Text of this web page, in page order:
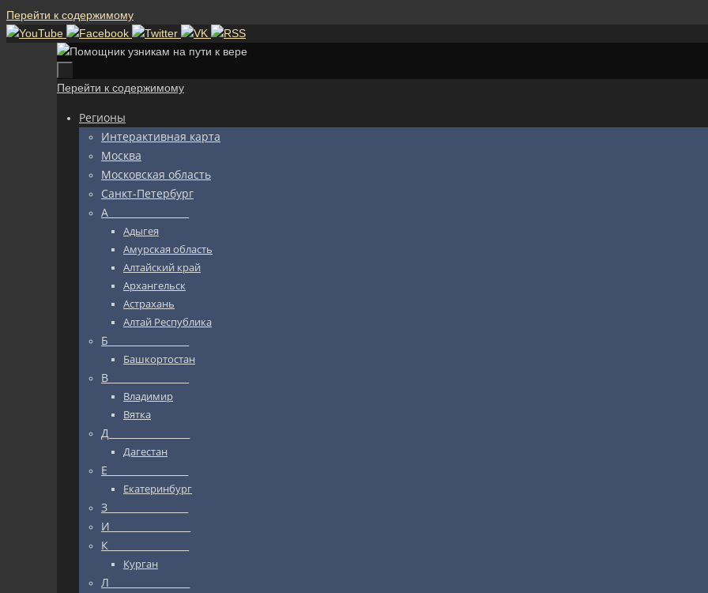
Перейти к содержимому
Перейти к содержимому
Регионы
Интерактивная карта
Москва
Московская область
Санкт-Петербург
А_________________
Адыгея
Амурская область
Алтайский край
Архангельск
Астрахань
Алтай Республика
Б_________________
Башкортостан
В_________________
Владимир
Вятка
Д_________________
Дагестан
Е_________________
Екатеринбург
З_________________
И_________________
К_________________
Курган
Л_________________